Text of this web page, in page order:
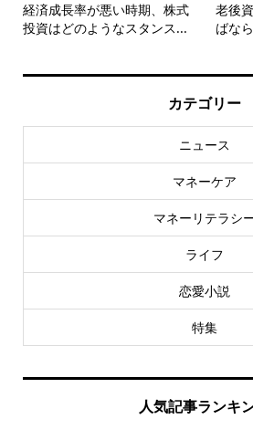
経済成長率が悪い時期、株式
投資はどのようなスタンス...
老後
ばな
カテゴリー
ニュース
マネーケア
マネーリテラシ
ライフ
恋愛小説
特集
人気記事ランキ